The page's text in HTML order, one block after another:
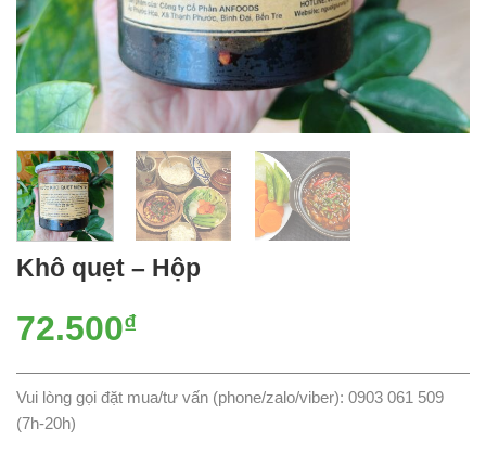
Khô quẹt – Hộp
72.500₫
Vui lòng gọi đặt mua/tư vấn (phone/zalo/viber): 0903 061 509
(7h-20h)